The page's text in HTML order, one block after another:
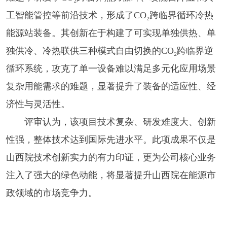
工智能管控等前沿技术，形成了CO₂跨临界循环冷热
能源站装备。其创新在于构建了可实现单独供热、单
独供冷、冷热联供三种模式自由切换的CO₂跨临界逆
循环系统，攻克了单一设备难以满足多元化应用场景
复杂用能需求的难题，显著提升了装备的适应性、经
济性与灵活性。
评审认为，该项目技术复杂、研发难度大、创新
性强，整体技术达到国际先进水平。此项成果不仅是
山西院技术创新实力的有力印证，更为公司核心业务
注入了强大的绿色动能，将显著提升山西院在能源市
政领域的市场竞争力。